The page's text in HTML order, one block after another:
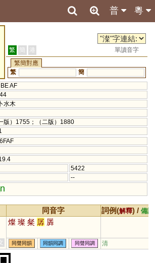
粵
普
繁 簡 港
單讀音字
繁簡對應
繁
簡
AF
水木
版）1755；（二版）1880
5422
--
n
同音字 詞例(解釋) / 備註
燦 璨 粲 孱 羼
同聲同韻 同韻同調 同聲同調 清